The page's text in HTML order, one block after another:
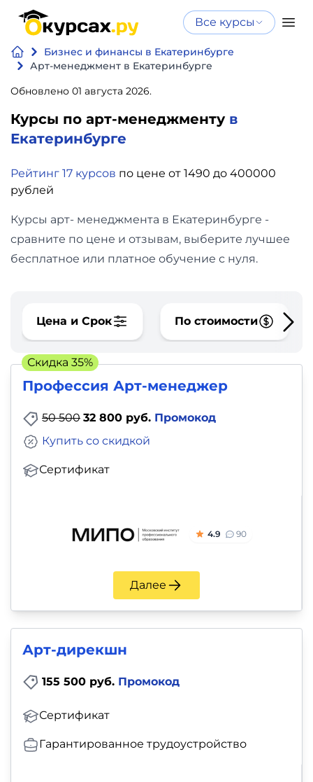
Все курсы
Бизнес и финансы в Екатеринбурге
Арт-менеджмент в Екатеринбурге
Обновлено 01 августа 2026.
Курсы по арт-менеджменту в
Екатеринбурге
Рейтинг 17 курсов по цене от 1490 до 400000
рублей
Курсы арт- менеджмента в Екатеринбурге -
сравните по цене и отзывам, выберите лучшее
бесплатное или платное обучение с нуля.
Цена и Срок По стоимости
Профессия Арт-менеджер
50 500 32 800 руб. Промокод
Сертификат
Купить со скидкой
4.9 90
Далее
Скидка 35%
Арт-дирекшн
155 500 руб. Промокод
Сертификат
Гарантированное трудоустройство
Нейросеть
и ИИ
Программирование
Бизнес
финансы
Дизайн
Аналитика
фото,
аудио
Маркетинг
Иностранный
язык
Для
Красота,
Психология
и
саморазвитие
Прочее
Репетиторы
Нейросеть и ИИ
интеллекту
Курсы по нейросетям